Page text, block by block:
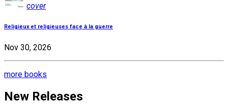
cover
Religieux et religieuses face à la guerre
Nov 30, 2026
more books
New Releases